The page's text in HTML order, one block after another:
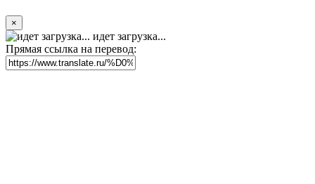
×
идет загрузка...
Прямая ссылка на перевод: